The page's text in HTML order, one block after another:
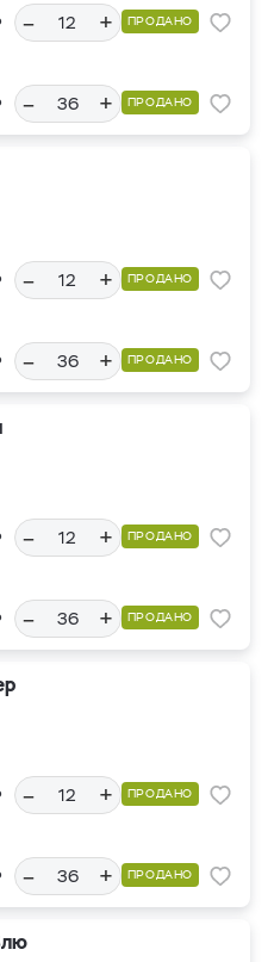
– + ПРОДАНО
– + ПРОДАНО
– + ПРОДАНО
– + ПРОДАНО
– + ПРОДАНО
– + ПРОДАНО
– + ПРОДАНО
– + ПРОДАНО